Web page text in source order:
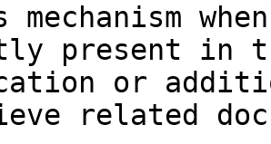
mechanism
present in
or